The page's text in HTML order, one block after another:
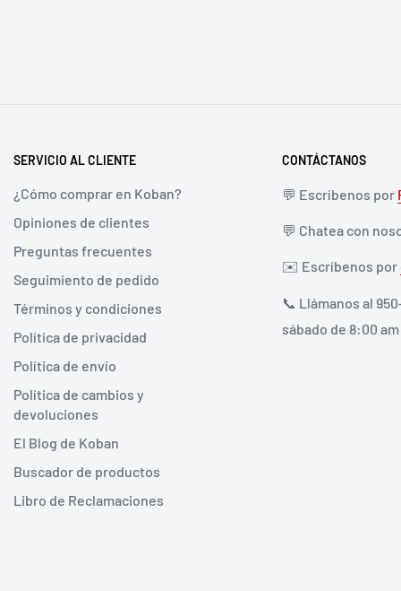
SERVICIO AL CLIENTE
¿Cómo comprar en Koban?
Opiniones de clientes
Preguntas frecuentes
Seguimiento de pedido
Términos y condiciones
Política de privacidad
Política de envío
Política de cambios y
devoluciones
El Blog de Koban
Buscador de productos
Libro de Reclamaciones
CONTÁCTANOS
💬 Escríbenos por
💬 Chatea con
✉️ Escríbenos por
📞 Llámanos al
sábado de 8:00